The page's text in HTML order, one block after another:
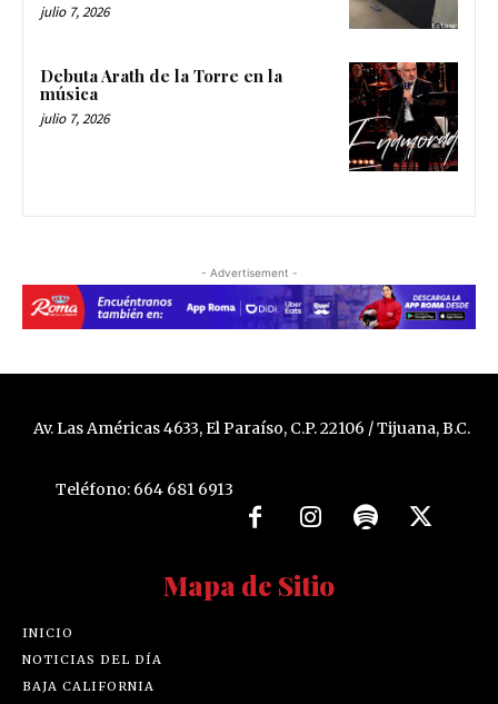
julio 7, 2026
Debuta Arath de la Torre en la
música
julio 7, 2026
- Advertisement -
Av. Las Américas 4633, El Paraíso, C.P. 22106 / Tijuana, B.C.
Teléfono: 664 681 6913
Mapa de Sitio
INICIO
NOTICIAS DEL DÍA
BAJA CALIFORNIA